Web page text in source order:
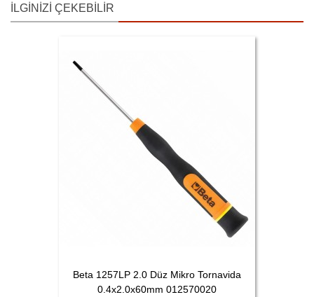
İLGINIZI ÇEKEBILIR
Beta 1257LP 2.0 Düz Mikro Tornavida
0.4x2.0x60mm 012570020